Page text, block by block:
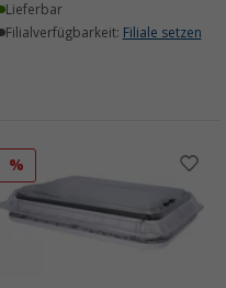
Lieferbar
Filialverfügbarkeit: Filiale setzen
%